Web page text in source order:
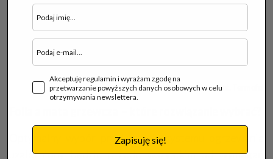
fot. Termofol
Optymalny wybór produktu do systemu ogrzewania
uzależniony będzie przede wszystkim od wymagań
Akceptuję regulamin i wyrażam zgodę na
przetwarzanie powyższych danych osobowych w celu
otrzymywania newslettera.
Zapisuję się!